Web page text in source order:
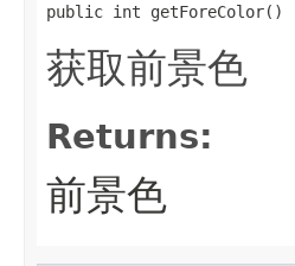
public int getForeColor()
获取前景色
Returns:
前景色